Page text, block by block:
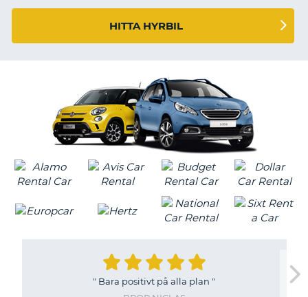
HITTA HYRBIL
" Bara positivt på alla plan "